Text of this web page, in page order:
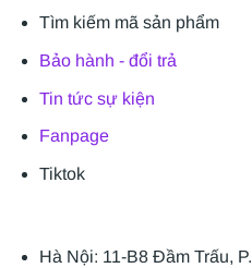
Tìm kiếm mã sản phẩm
Bảo hành - đổi trả
Tin tức sự kiện
Fanpage
Tiktok
Hà Nội: 11-B8 Đầm Trấu,